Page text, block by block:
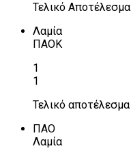
Τελικό Αποτέλεσμα
Λαμία
ΠΑΟΚ
1
1
Τελικό αποτέλεσμα
ΠΑΟ
Λαμία